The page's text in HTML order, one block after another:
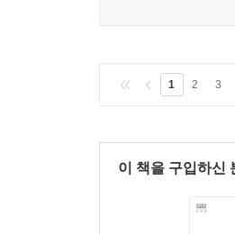
1 2 3
이 책을 구입하신